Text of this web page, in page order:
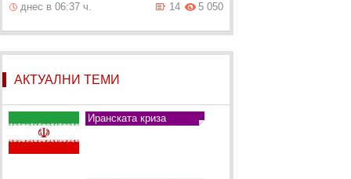
днес в 06:37 ч.
5 050
14
АКТУАЛНИ ТЕМИ
Иранската криза